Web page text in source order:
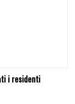
i residenti